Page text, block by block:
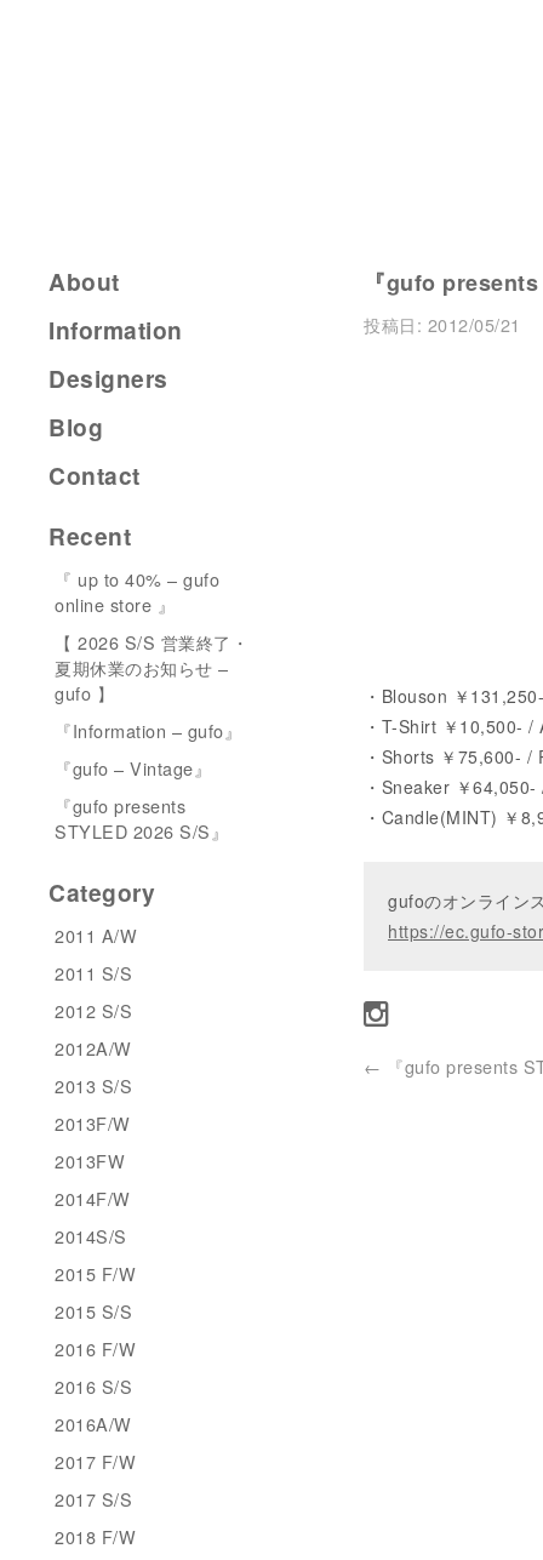
『gufo
投稿日: 2012/05/21
・Blouson ￥
・T-Shirt ￥10,500- /
・Shorts ￥75,600- /
・Sneaker ￥
・Candle(MINT) ￥
gufoのオンライン
https://ec.gufo-
← 『gufo presents
About
Information
Designers
Blog
Contact
Recent
『 up to 40% – gufo
online store 』
【 2026 S/S 営業終了・
夏期休業のお知らせ –
gufo 】
『Information – gufo』
『gufo – Vintage』
『gufo presents
STYLED 2026 S/S』
Category
2011 A/W
2011 S/S
2012 S/S
2012A/W
2013 S/S
2013F/W
2013FW
2014F/W
2014S/S
2015 F/W
2015 S/S
2016 F/W
2016 S/S
2016A/W
2017 F/W
2017 S/S
2018 F/W